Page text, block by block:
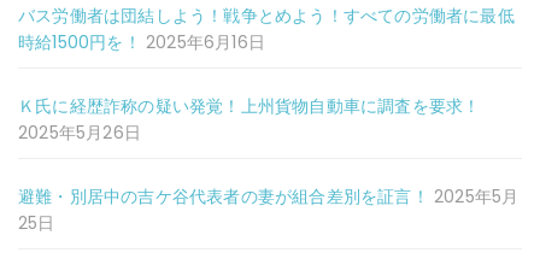
バス労働者は団結しよう！戦争とめよう！すべての労働者に最低
時給1500円を！ 2025年6月16日
Ｋ氏に経歴詐称の疑い発覚！上州貨物自動車に調査を要求！
2025年5月26日
避難・別居中の吉ケ谷代表者の妻が組合差別を証言！ 2025年5月
25日